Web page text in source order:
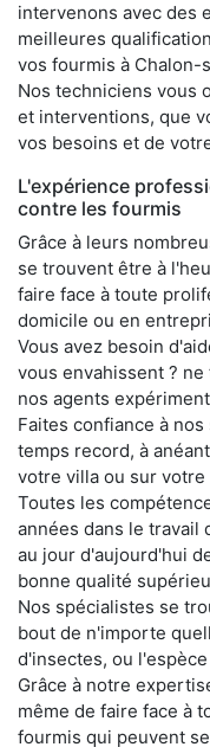
intervenons avec des
meilleures
vos fourmis à Chalon-
Nos techniciens vous
et interventions, que
vos besoins et de
L'expérience
contre les fourmis
Grâce à leurs
se trouvent être à
faire face à toute
domicile ou en
Vous avez besoin
vous envahissent ?
nos agents
Faites confiance à
temps record, à
votre villa ou sur votre
Toutes les
années dans le travail
au jour d'aujourd'hui
bonne qualité
Nos spécialistes se
bout de n'importe
d'insectes, ou
Grâce à notre
même de faire face à
fourmis qui peuvent